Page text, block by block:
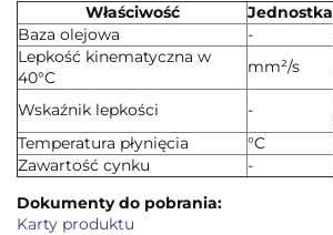
Właściwość Jednostka
Baza olejowa
-
Lepkość kinematyczna w
40°C
mm²/s
Wskaźnik lepkości -
Temperatura płynięcia
°C
Zawartość cynku
-
Dokumenty do pobrania:
Karty produktu